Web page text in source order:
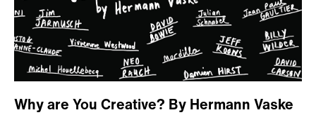
Why are You Creative? By Hermann Vaske